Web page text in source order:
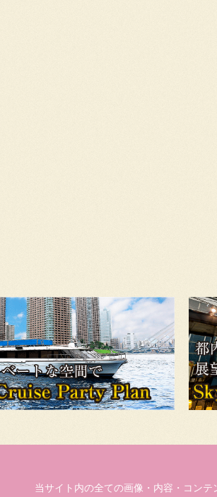
当サイト内の全ての画像・内容・コン